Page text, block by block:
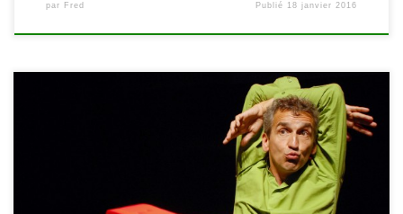
par Fred Publié 18 janvier 2016
Bruno Coppens, le comédien, est aussi un auteur. Bruno Coppens,
l’homme de média, est avant tout un homme de mots. C’est à ce
titre qu’il viendra animer un atelier d’écriture le lundi 15 février
prochain de 17 à 19h à la bibliothèque de Malmedy. À l’occasion